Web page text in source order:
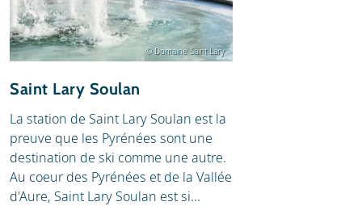
© Domaine Saint Lary
Saint Lary Soulan
La station de Saint Lary Soulan est la
preuve que les Pyrénées sont une
destination de ski comme une autre.
Au coeur des Pyrénées et de la Vallée
d'Aure, Saint Lary Soulan est si...